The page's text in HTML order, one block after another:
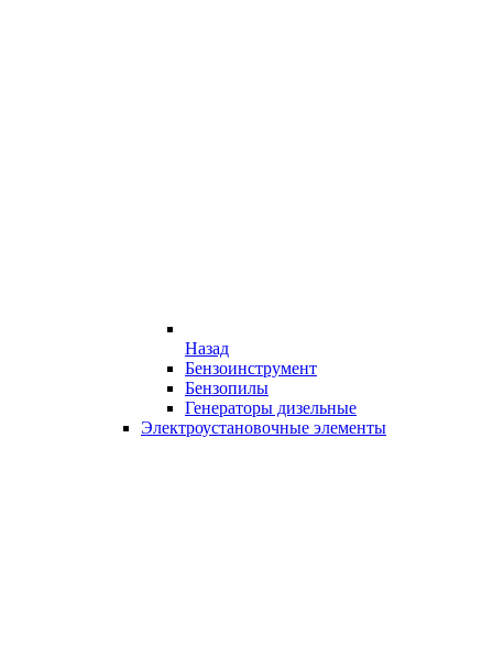
Назад
Бензоинструмент
Бензопилы
Генераторы дизельные
Электроустановочные элементы